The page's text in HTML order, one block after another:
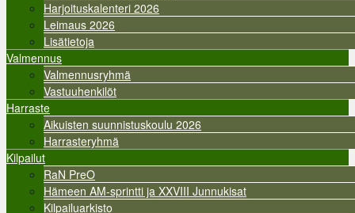
Harjoituskalenteri 2026
Leimaus 2026
Lisätietoja
Valmennus
Valmennusryhmä
Vastuuhenkilöt
Harraste
Aikuisten suunnistuskoulu 2026
Harrasteryhmä
Kilpailut
RaN PreO
Hämeen AM-sprintti ja XXVIII Junnukisat
Kilpailuarkisto